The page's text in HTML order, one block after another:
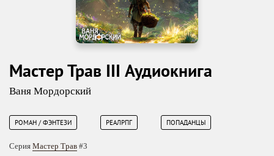
Мастер Трав III Аудиокнига
Ваня Мордорский
РОМАН / ФЭНТЕЗИ РЕАЛРПГ ПОПАДАНЦЫ
Серия Мастер Трав #3